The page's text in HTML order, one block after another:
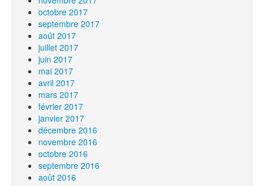
octobre 2017
septembre 2017
août 2017
juillet 2017
juin 2017
mai 2017
avril 2017
mars 2017
février 2017
janvier 2017
décembre 2016
novembre 2016
octobre 2016
septembre 2016
août 2016